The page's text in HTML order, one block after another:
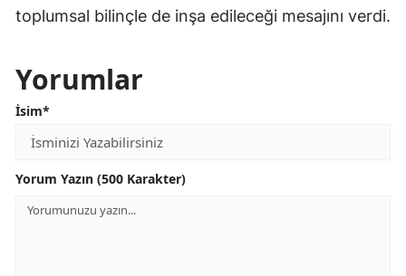
toplumsal bilinçle de inşa edileceği mesajını verdi.
Yorumlar
İsim*
Yorum Yazın (500 Karakter)